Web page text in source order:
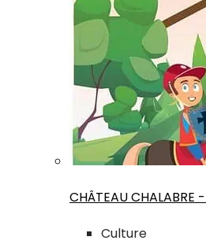
CHÂTEAU CHALABRE
Culture